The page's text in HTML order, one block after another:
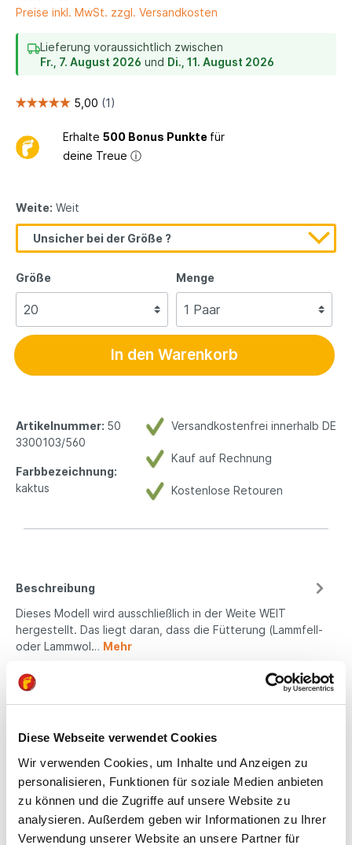
Diese Webseite verwendet Cookies
Wir verwenden Cookies, um Inhalte und Anzeigen zu
personalisieren, Funktionen für soziale Medien anbieten
zu können und die Zugriffe auf unsere Website zu
analysieren. Außerdem geben wir Informationen zu Ihrer
Verwendung unserer Website an unsere Partner für
Preise inkl. MwSt. zzgl. Versandkosten
Lieferung voraussichtlich zwischen
Fr., 7. August 2026 und Di., 11. August 2026
Erhalte 500 Bonus Punkte für
deine Treue ⓘ
Weite: Weit
Unsicher bei der Größe ?
Größe Menge
In den Warenkorb
Versandkostenfrei innerhalb DE
Kauf auf Rechnung
Kostenlose Retouren
Artikelnummer: 50
3300103/560
Farbbezeichnung:
kaktus
Beschreibung
Dieses Modell wird ausschließlich in der Weite WEIT
hergestellt. Das liegt daran, dass die Fütterung (Lammfell-
oder Lammwol… Mehr
Eigenschaften
Produktsicherheit
Kindgerechte
Passform